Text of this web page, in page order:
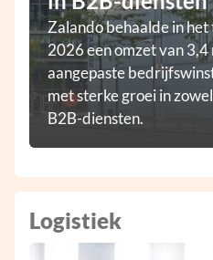
Zalando behaalde in
2026 een omzet van
aangepaste
met sterke groei in
B2B-diensten.
Logistiek